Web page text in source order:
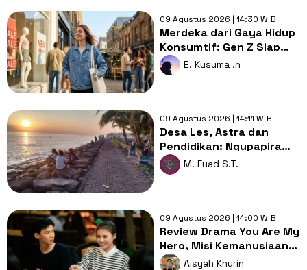
09 Agustus 2026 | 14:30 WIB
Merdeka dari Gaya Hidup
Konsumtif: Gen Z Siap
Tinggalkan Budaya
Checkout?
E. Kusuma .n
09 Agustus 2026 | 14:11 WIB
Desa Les, Astra dan
Pendidikan: Ngupapira
Kearifan Lokal hingga
Aksi Nyata yang
M. Fuad S.T.
09 Agustus 2026 | 14:00 WIB
Review Drama You Are My
Hero, Misi Kemanusiaan
dan Perjalanan Asmara
Aisyah Khurin